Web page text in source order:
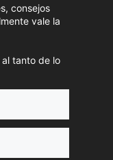
consejos
vale la
tanto de lo